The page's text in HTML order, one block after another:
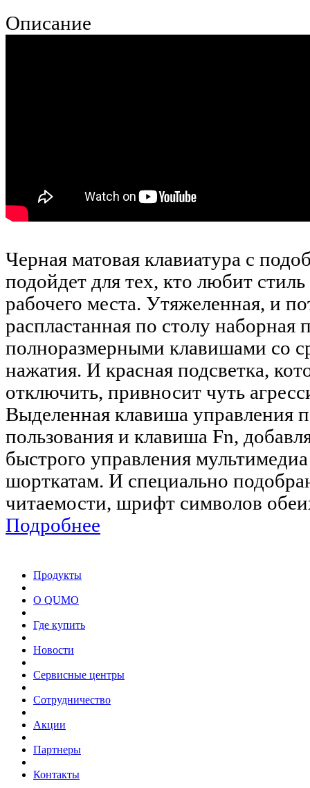
Описание
Черная матовая клавиатура с
подойдет для тех, кто любит
рабочего места. Утяжеленная, и
распластанная по столу наборная
полноразмерными клавишами со
нажатия. И красная подсветка,
отключить, привносит чуть
Выделенная клавиша управления
пользования и клавиша Fn,
быстрого управления
шорткатам. И специально
читаемости, шрифт символов
Подробнее
Продукты
О QUMO
Где купить
Новости
Сервисные центры
Сотрудничество
Акции
Партнеры
Контакты